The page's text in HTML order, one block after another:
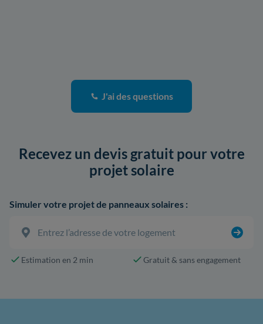
J'ai des questions
Recevez un devis gratuit pour votre
projet solaire
Simuler votre projet de panneaux solaires :
Estimation en 2 min Gratuit & sans engagement